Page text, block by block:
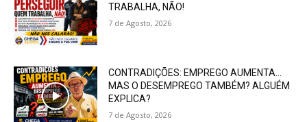
TRABALHA, NÃO!
7 de Agosto, 2026
CONTRADIÇÕES: EMPREGO AUMENTA…
MAS O DESEMPREGO TAMBÉM? ALGUÉM
EXPLICA?
7 de Agosto, 2026